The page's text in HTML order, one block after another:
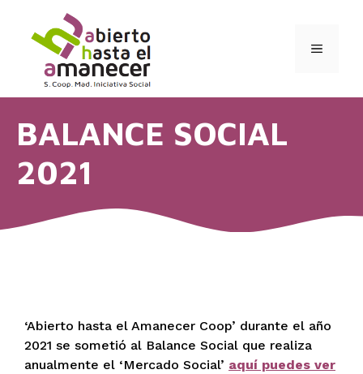
contenido
MENÚ
BALANCE SOCIAL
2021
‘Abierto hasta el Amanecer Coop’ durante el año
2021 se sometió al Balance Social que realiza
anualmente el ‘Mercado Social’ aquí puedes ver